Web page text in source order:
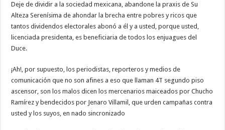
Deje de dividir a la sociedad mexicana, abandone la praxis de Su
Alteza Serenísima de ahondar la brecha entre pobres y ricos que
tantos dividendos electorales abonó a él y a usted, porque usted,
licenciada presidenta, es beneficiaria de todos los enjuagues del
Duce.
¡Ah!, por supuesto, los periodistas, reporteros y medios de
comunicación que no son afines a eso que llaman 4T segundo piso
ascensor, son los malos dicen los mercenarios maiceados por Chucho
Ramírez y bendecidos por Jenaro Villamil, que urden campañas contra
usted y los suyos, en nado sincronizado